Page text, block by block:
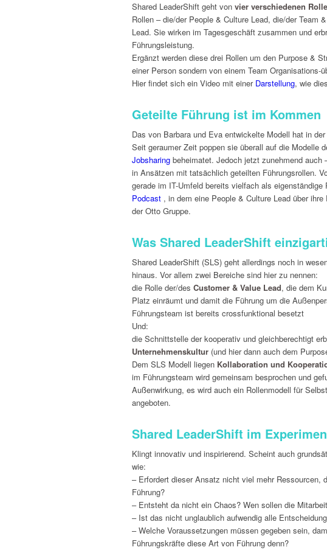
Shared LeaderShift geht von vier verschiedenen
Rollen – die/der People & Culture Lead, die/der Team
Lead. Sie wirken im Tagesgeschäft zusammen und
Führungsleistung.
Ergänzt werden diese drei Rollen um den Purpose &
einer Person sondern von einem Team Organisations-
Hier findet sich ein Video mit einer Darstellung, wie
Geteilte Führung ist im Kommen
Das von Barbara und Eva entwickelte Modell hat in
Seit geraumer Zeit poppen sie überall auf die Modelle
Jobsharing beheimatet. Jedoch jetzt zunehmend auch
in Ansätzen mit tatsächlich geteilten Führungsrollen.
gerade im IT-Umfeld bereits vielfach als
Podcast , in dem eine People & Culture Lead über
der Otto Gruppe.
Was Shared LeaderShift
Shared LeaderShift (SLS) geht allerdings noch in
hinaus. Vor allem zwei Bereiche sind hier zu nennen:
die Rolle der/des Customer & Value Lead, die dem
Platz einräumt und damit die Führung um die
Führungsteam ist bereits crossfunktional besetzt
Und:
die Schnittstelle der kooperativ und gleichberechtigt
Unternehmenskultur (und hier dann auch dem
Dem SLS Modell liegen Kollaboration und
im Führungsteam wird gemeinsam besprochen und
Außenwirkung, es wird auch ein Rollenmodell für
angeboten.
Shared LeaderShift im
Klingt innovativ und inspirierend. Scheint auch
wie:
– Erfordert dieser Ansatz nicht viel mehr Ressourcen,
Führung?
– Entsteht da nicht ein Chaos? Wen sollen die
– Ist das nicht unglaublich aufwendig alle
– Welche Voraussetzungen müssen gegeben sein,
Führungskräfte diese Art von Führung denn?